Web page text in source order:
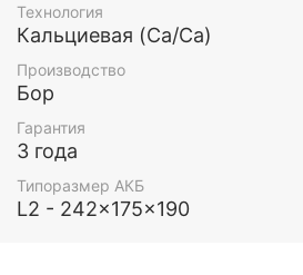
Технология
Кальциевая (Ca/Ca)
Производство
Бор
Гарантия
3 года
Типоразмер АКБ
L2 - 242x175x190